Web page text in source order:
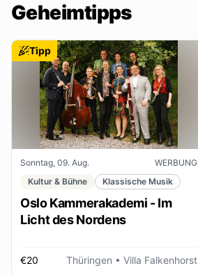
Geheimtipps
Tipp
Sonntag, 09. Aug.
WERBUNG
Kultur & Bühne
Klassische Musik
Oslo Kammerakademi - Im
Licht des Nordens
€20 Thüringen • Villa Falkenhorst